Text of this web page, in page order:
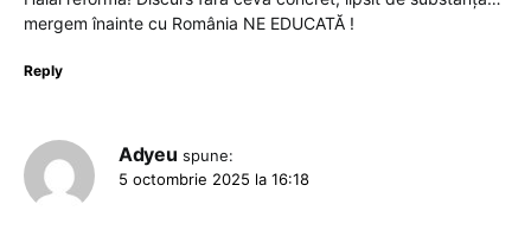
mergem înainte cu România NE EDUCATĂ !
Reply
Adyeu spune:
5 octombrie 2025 la 16:18